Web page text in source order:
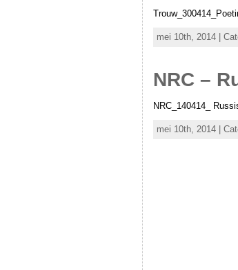
mei 10th, 2014 |
NRC –
NRC_140414_
mei 10th, 2014 |